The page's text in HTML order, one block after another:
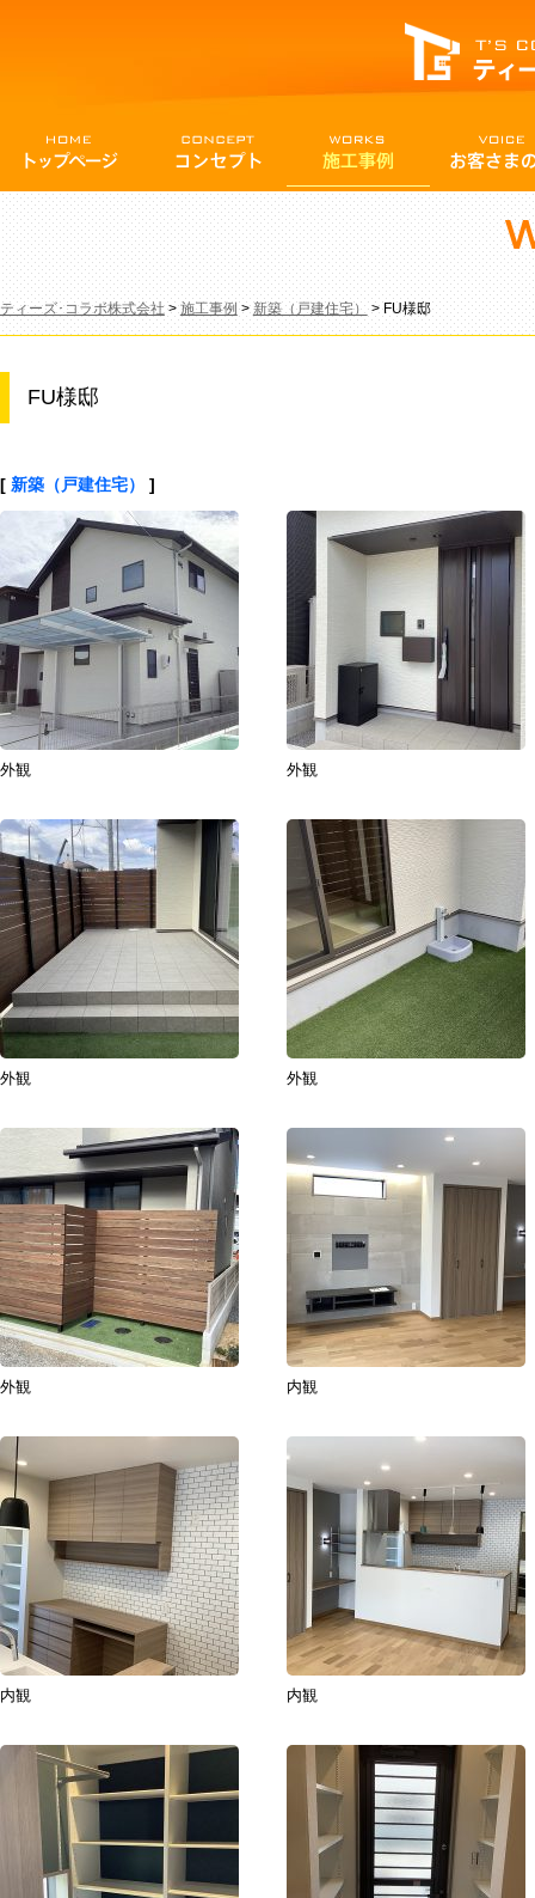
ティーズ･コラボ株式会社>施工事例 >新築（戸建住宅）>FU様邸
FU様邸
[ 新築（戸建住宅） ]
外観 外観
外観 外観
外観 内観
内観 内観